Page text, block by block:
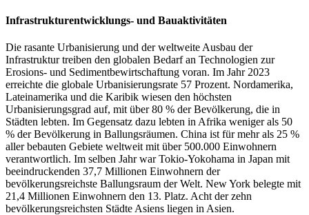
Infrastrukturentwicklungs- und Bauaktivitäten
Die rasante Urbanisierung und der weltweite Ausbau der
Infrastruktur treiben den globalen Bedarf an Technologien zur
Erosions- und Sedimentbewirtschaftung voran. Im Jahr 2023
erreichte die globale Urbanisierungsrate 57 Prozent. Nordamerika,
Lateinamerika und die Karibik wiesen den höchsten
Urbanisierungsgrad auf, mit über 80 % der Bevölkerung, die in
Städten lebten. Im Gegensatz dazu lebten in Afrika weniger als 50
% der Bevölkerung in Ballungsräumen. China ist für mehr als 25 %
aller bebauten Gebiete weltweit mit über 500.000 Einwohnern
verantwortlich. Im selben Jahr war Tokio-Yokohama in Japan mit
beeindruckenden 37,7 Millionen Einwohnern der
bevölkerungsreichste Ballungsraum der Welt. New York belegte mit
21,4 Millionen Einwohnern den 13. Platz. Acht der zehn
bevölkerungsreichsten Städte Asiens liegen in Asien.